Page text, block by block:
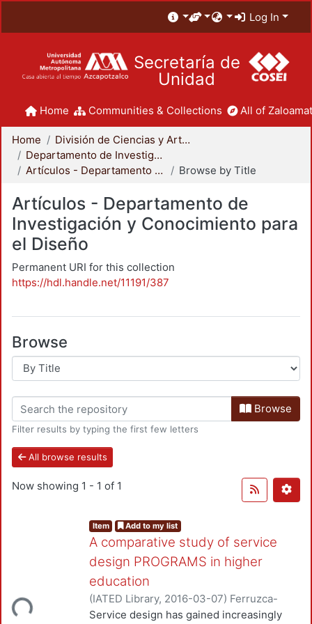
Log In
Secretaría de
Unidad
Home Communities & Collections All of
Home
División de Ciencias y Artes para el Diseño
Departamento de Investigación y Conocimiento para el Diseño
Artículos - Departamento de Investigación y Conocimiento para el Diseño
Browse by Title
Artículos - Departamento de
Investigación y Conocimiento para
el Diseño
Permanent URI for this collection
https://hdl.handle.net/11191/387
Browse
Browse
Filter results by typing the first few letters
All browse results
Now showing 1 - 1 of 1
Item Add to my list
A comparative study of service
design PROGRAMS in higher
education
(IATED Library, 2016-03-07) Ferruzca-
Navarro, Marco Vinicio;Tossavainen, Päivi
Service design has gained increasingly